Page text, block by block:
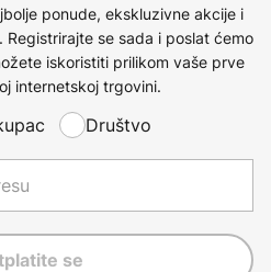
ponude, ekskluzivne akcije i
se sada i poslat ćemo
iskoristiti prilikom vaše prve
internetskoj trgovini.
Društvo
se